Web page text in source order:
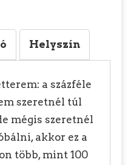
Helyszín
a százféle
szeretnél túl
mégis szeretnél
akkor ez a
több, mint 100